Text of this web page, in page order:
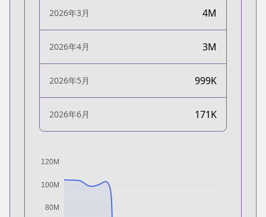
2026年3月 4M
2026年4月 3M
2026年5月 999K
2026年6月 171K